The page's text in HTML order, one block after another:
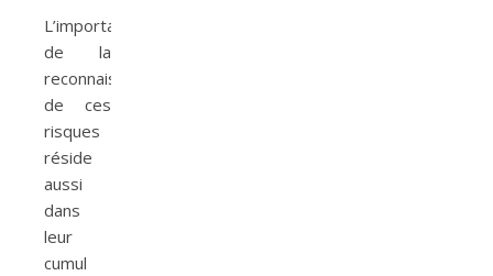
L’importance
de la
reconnaissance
de ces
risques
réside
aussi
dans
leur
cumul